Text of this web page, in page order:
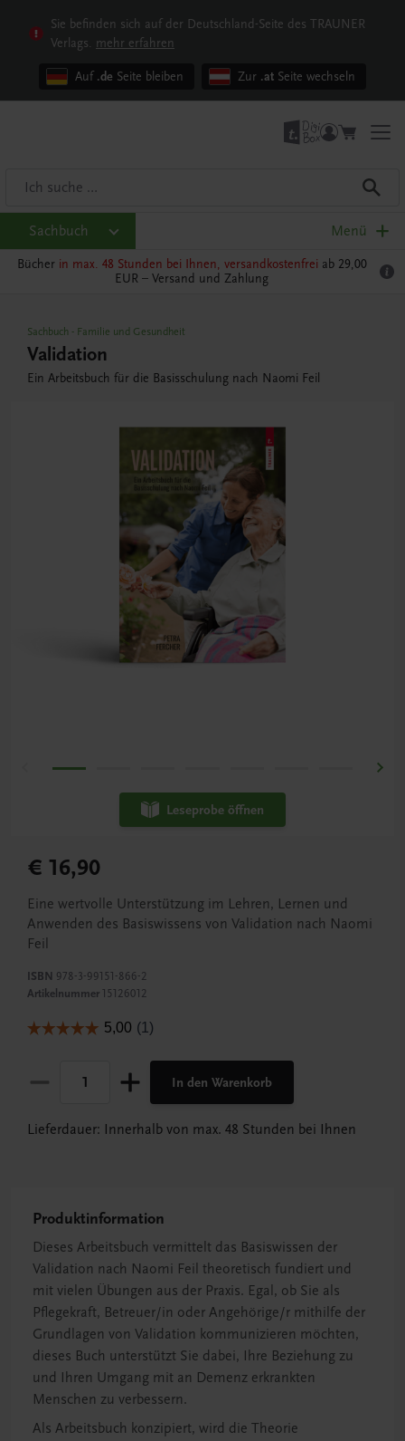
Sie befinden sich auf der Deutschland-Seite des TRAUNER
Verlags. mehr erfahren
Auf .de Seite bleiben Zur .at Seite wechseln
Sachbuch Menü
Bücher in max. 48 Stunden bei Ihnen, versandkostenfrei ab 29,00
EUR – Versand und Zahlung
Sachbuch - Familie und Gesundheit
Validation
Ein Arbeitsbuch für die Basisschulung nach Naomi Feil
Leseprobe öffnen
€ 16,90
Eine wertvolle Unterstützung im Lehren, Lernen und
Anwenden des Basiswissens von Validation nach Naomi
Feil
ISBN 978-3-99151-866-2
Artikelnummer 15126012
In den Warenkorb
Lieferdauer: Innerhalb von max. 48 Stunden bei Ihnen
Produktinformation
Dieses Arbeitsbuch vermittelt das Basiswissen der
Validation nach Naomi Feil theoretisch fundiert und
mit vielen Übungen aus der Praxis. Egal, ob Sie als
Pflegekraft, Betreuer/in oder Angehörige/r mithilfe der
Grundlagen von Validation kommunizieren möchten,
dieses Buch unterstützt Sie dabei, Ihre Beziehung zu
und Ihren Umgang mit an Demenz erkrankten
Menschen zu verbessern.
Als Arbeitsbuch konzipiert, wird die Theorie